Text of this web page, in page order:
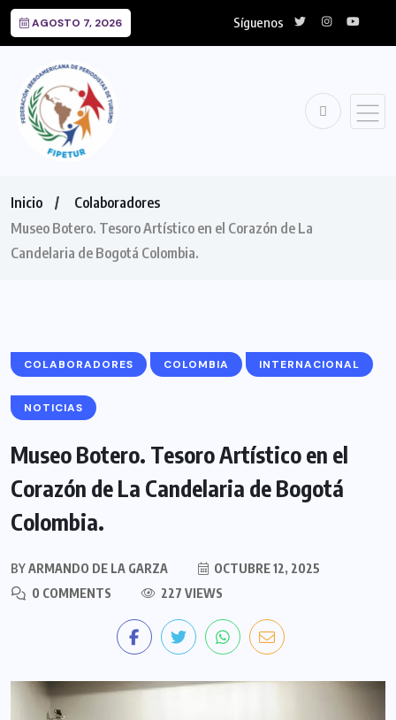
AGOSTO 7, 2026 Síguenos
Inicio
Colaboradores
Museo Botero. Tesoro Artístico en el Corazón de La
Candelaria de Bogotá Colombia.
COLABORADORES COLOMBIA INTERNACIONAL
NOTICIAS
Museo Botero. Tesoro Artístico en el
Corazón de La Candelaria de Bogotá
Colombia.
BYARMANDO DE LA GARZA
OCTUBRE 12, 2025
0 COMMENTS
227 VIEWS